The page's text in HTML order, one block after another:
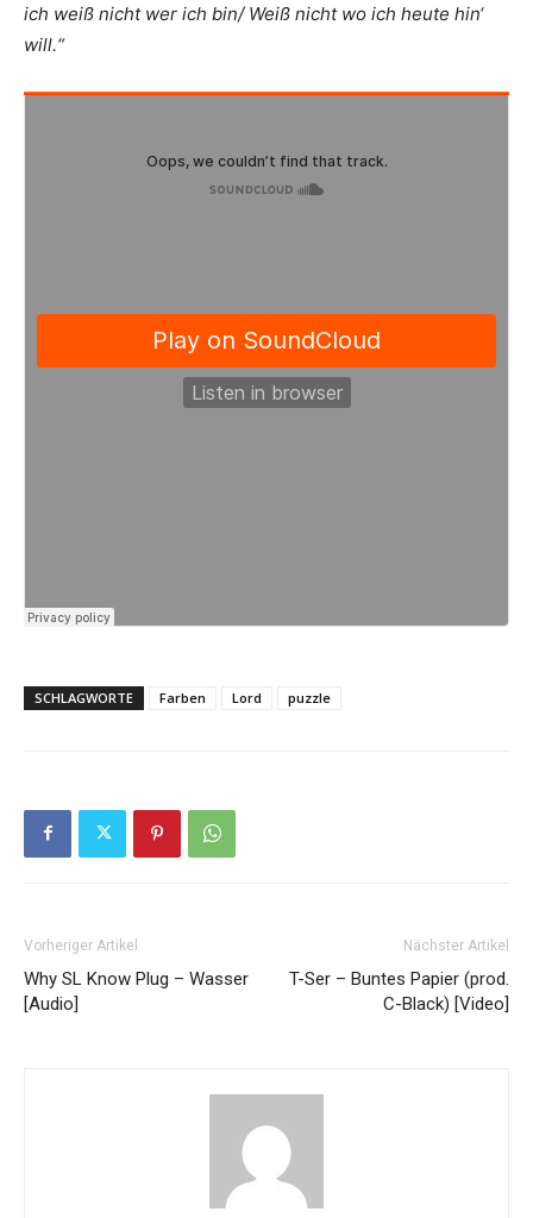
ich weiß nicht wer ich bin/ Weiß nicht wo ich heute hin‘
will.“
SCHLAGWORTE Farben Lord puzzle
Vorheriger Artikel
Why SL Know Plug – Wasser
[Audio]
Nächster Artikel
T-Ser – Buntes Papier (prod.
C-Black) [Video]